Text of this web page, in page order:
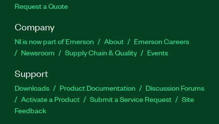
Request a Quote
Company
NI is now part of Emerson About
Emerson Careers
Newsroom
Supply Chain & Quality Events
Support
Downloads Product Documentation
Discussion Forums
Activate a Product
Submit a Service Request
Site
Feedback